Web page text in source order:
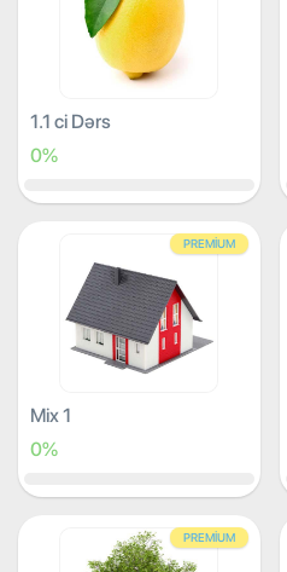
1.1 ci Dərs
0%
PREMIUM
Mix 1
0%
PREMIUM